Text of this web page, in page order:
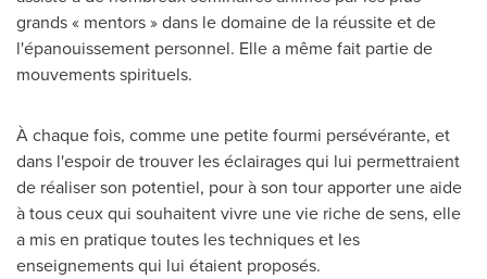
grands « mentors » dans le domaine de la réussite et de
l'épanouissement personnel. Elle a même fait partie de
mouvements spirituels.
À chaque fois, comme une petite fourmi persévérante, et
dans l'espoir de trouver les éclairages qui lui permettraient
de réaliser son potentiel, pour à son tour apporter une aide
à tous ceux qui souhaitent vivre une vie riche de sens, elle
a mis en pratique toutes les techniques et les
enseignements qui lui étaient proposés.